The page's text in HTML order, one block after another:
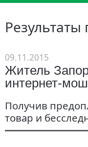
09.11.2015
Житель
интернет-
Получив
товар и